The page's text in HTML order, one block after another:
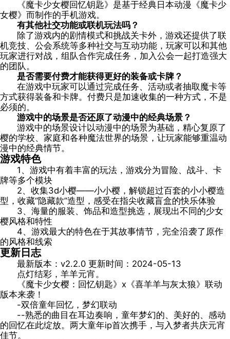
《魔卡少女樱回忆钥匙》是基于经典日本动漫《魔卡少
女樱》而制作的手机游戏。
有其他社交功能或联机玩法吗？
除了游戏内的剧情模式和挑战关卡外，游戏还提供了联
机竞技、公会系统等多种社交与互动功能，玩家可以和其他
玩家进行对战，组队合作完成任务，加入公会一起打造强大
的团队。
是否需要付费才能获得更好的装备或卡牌？
在游戏中玩家可以通过完成任务、活动或者抽取魔卡等
方式获得装备和卡牌。付费只是加速收集的一种方式，不是
必须的。
游戏中的场景是否还原了动漫中的经典场景？
游戏中的场景设计以动漫中的场景为基础，精心复原了
樱的学校、家庭和各种魔法世界的场景，让玩家能够重温动
漫中的经典情节。
游戏特色
1、游戏中有着丰富的玩法，游戏分为冒险、战斗、卡
牌等多个模块
2、收集3d小樱——小小樱，解锁超过百套的小小樱造
型，收藏“隐藏款”造型，感受在指尖收藏盲盒的快乐体验
3、海量的服装、饰品和造型挑选，展现出不同的少女
樱风格和特性
4、游戏最大的特色在于其故事情节，完全沿袭了原作
的风格和线索
更新日志
最新版本：v2.2.0 更新时间：2024-05-13
点灯结彩，羊羊元宵。
《魔卡少女樱：回忆钥匙》x《喜羊羊与灰太狼》联动
版本来袭！
-双倍童年回忆，梦幻联动
--熟悉的曲目在耳边奏响，童年梦幻的、美好的、感动
的回忆在此绽放。两大童年ip首次携手，与入梦者共庆元宵
佳节。